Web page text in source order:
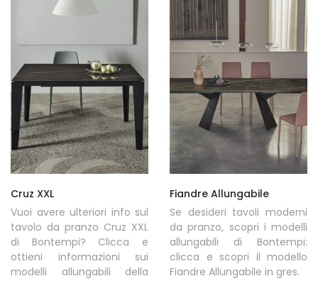
Cruz XXL
Vuoi avere ulteriori info sul
tavolo da pranzo Cruz XXL
di Bontempi? Clicca e
ottieni informazioni sui
modelli allungabili della
Fiandre Allungabile
Se desideri tavoli moderni
da pranzo, scopri i modelli
allungabili di Bontempi:
clicca e scopri il modello
Fiandre Allungabile in gres.